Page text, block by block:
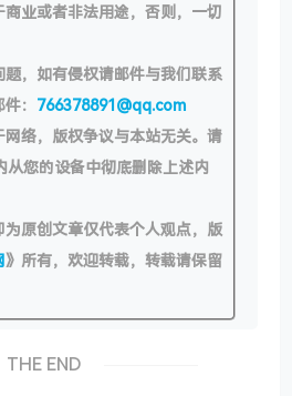
业或者非法用途，否则，一切
，如有侵权请邮件与我们联系
： 766378891@qq.com
络，版权争议与本站无关。请
从您的设备中彻底删除上述内
原创文章仅代表个人观点，版
》所有，欢迎转载，转载请保留
THE END